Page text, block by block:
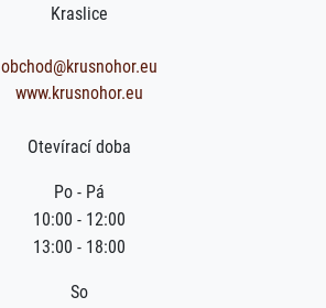
Kraslice
obchod@krusnohor.eu
www.krusnohor.eu
Otevírací doba
Po - Pá
10:00 - 12:00
13:00 - 18:00
So